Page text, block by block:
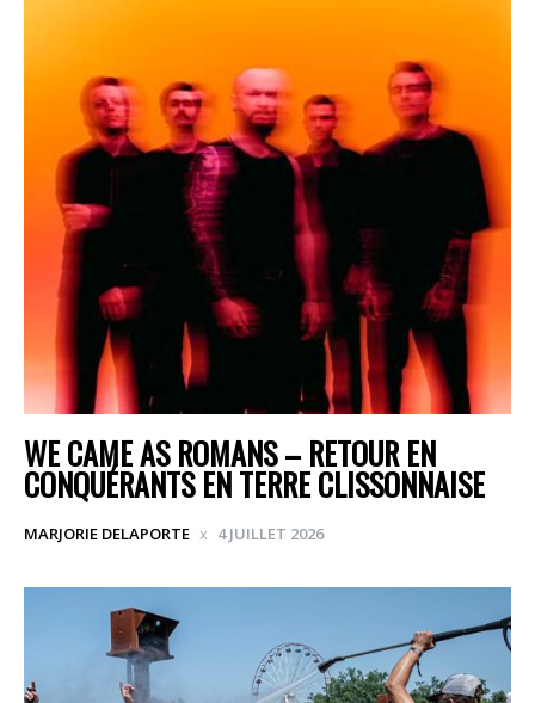
WE CAME AS ROMANS – RETOUR EN
CONQUÉRANTS EN TERRE CLISSONNAISE
MARJORIE DELAPORTE 4 JUILLET 2026